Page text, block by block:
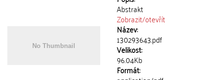
Abstrakt
Zobrazit/otevřít
Název:
130293643.pdf
Velikost:
96.04Kb
Formát: